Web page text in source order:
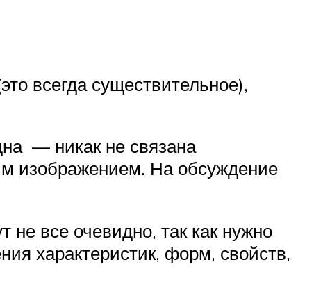
всегда существительное),
— никак не связана
изображением. На обсуждение
все очевидно, так как нужно
характеристик, форм, свойств,